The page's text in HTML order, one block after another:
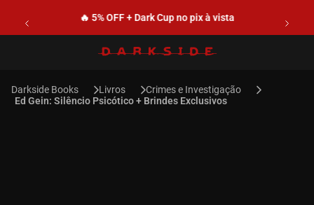
🔥 5% OFF + Dark Cup no pix à vista
Livros
Crimes e Investigação
Ed Gein: Silêncio Psicótico + Brindes Exclusivos